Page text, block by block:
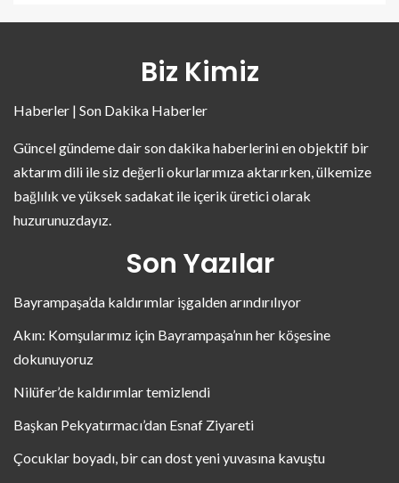
Biz Kimiz
Haberler | Son Dakika Haberler
Güncel gündeme dair son dakika haberlerini en objektif bir
aktarım dili ile siz değerli okurlarımıza aktarırken, ülkemize
bağlılık ve yüksek sadakat ile içerik üretici olarak
huzurunuzdayız.
Son Yazılar
Bayrampaşa’da kaldırımlar işgalden arındırılıyor
Akın: Komşularımız için Bayrampaşa’nın her köşesine
dokunuyoruz
Nilüfer’de kaldırımlar temizlendi
Başkan Pekyatırmacı’dan Esnaf Ziyareti
Çocuklar boyadı, bir can dost yeni yuvasına kavuştu